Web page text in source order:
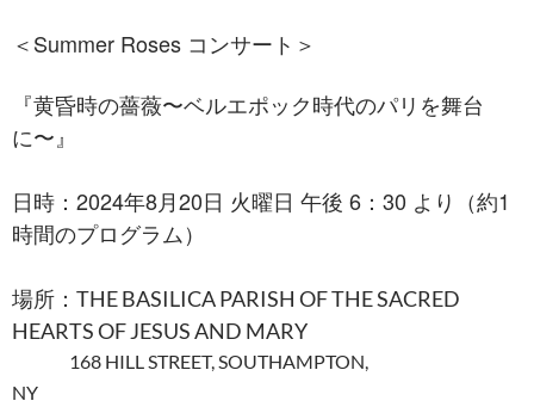
＜Summer Roses コンサート＞
『黄昏時の薔薇〜ベルエポック時代のパリを舞台
に〜』
日時：2024年8月20日 火曜日 午後 6：30 より（約1
時間のプログラム）
場所： THE BASILICA PARISH OF THE SACRED
HEARTS OF JESUS AND MARY
168 HILL STREET, SOUTHAMPTON,
NY